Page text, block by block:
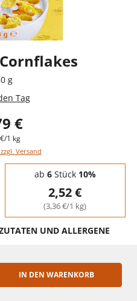
g
Tag
€
1 kg
Versand
ab 6Stück 10%
2,52 €
(3,36 €/1 kg)
UND ALLERGENE
IN DEN WARENKORB